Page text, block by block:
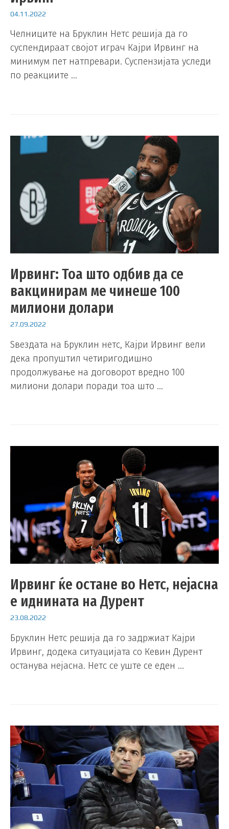
04.11.2022
Челниците на Бруклин Нетс решија да го
суспендираат својот играч Кајри Ирвинг на
минимум пет натпревари. Суспензијата уследи
по реакциите …
Ирвинг: Тоа што одбив да се
вакцинирам ме чинеше 100
милиони долари
27.09.2022
Ѕвездата на Бруклин нетс, Кајри Ирвинг вели
дека пропуштил четиригодишно
продолжување на договорот вредно 100
милиони долари поради тоа што …
Ирвинг ќе остане во Нетс, нејасна
е иднината на Дурент
23.08.2022
Бруклин Нетс решија да го задржиат Кајри
Ирвинг, додека ситуацијата со Кевин Дурент
останува нејасна. Нетс се уште се еден …